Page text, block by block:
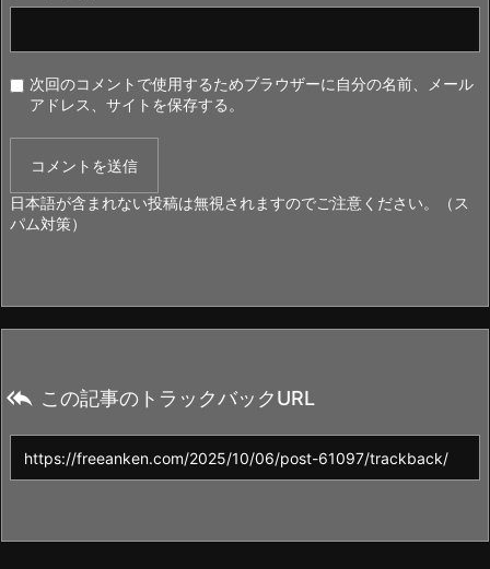
次回のコメントで使用するためブラウザーに自分の名前、メール
アドレス、サイトを保存する。
日本語が含まれない投稿は無視されますのでご注意ください。（ス
パム対策）
 この記事のトラックバックURL